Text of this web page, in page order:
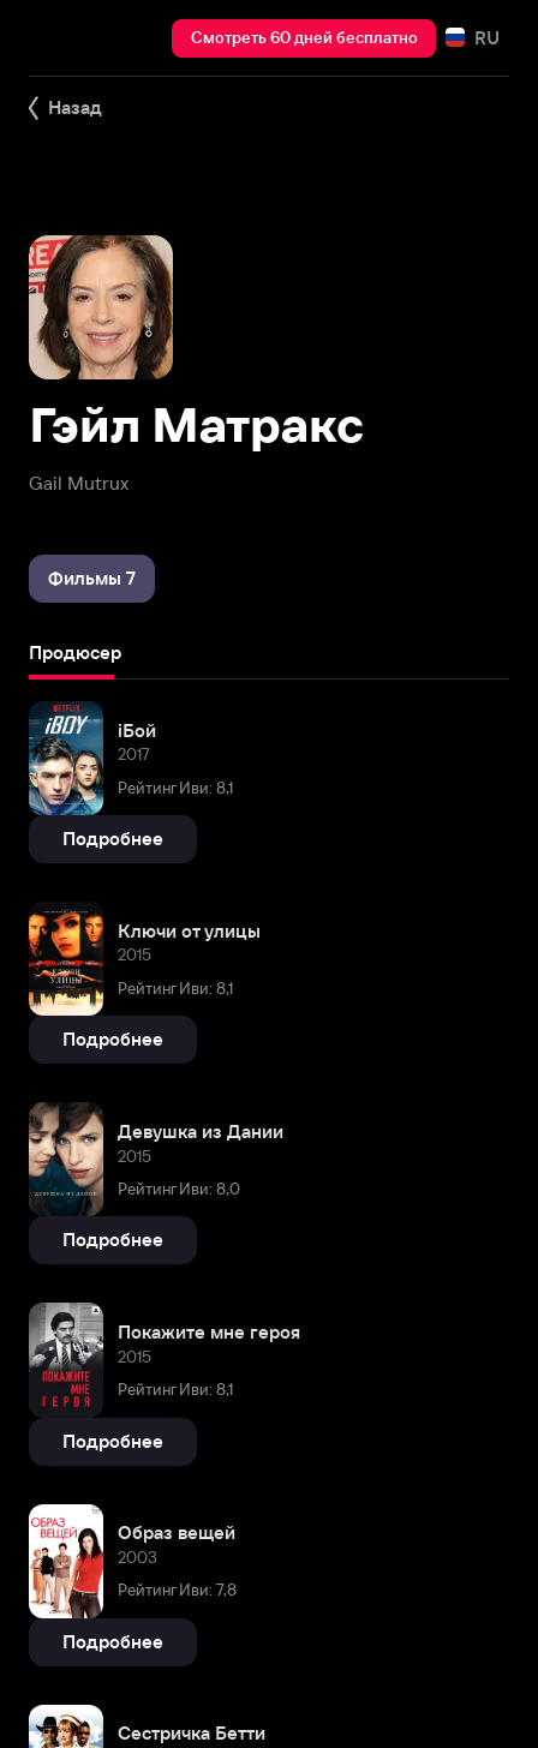
Смотреть 60 дней бесплатно RU
Назад
Gail Mutrux
Гэйл Матракс
Фильмы 7
Продюсер
iБой
2017
Рейтинг Иви: 8,1
Подробнее
Ключи от улицы
2015
Рейтинг Иви: 8,1
Подробнее
Девушка из Дании
2015
Рейтинг Иви: 8,0
Подробнее
Покажите мне героя
2015
Рейтинг Иви: 8,1
Подробнее
Образ вещей
2003
Рейтинг Иви: 7,8
Подробнее
Сестричка Бетти